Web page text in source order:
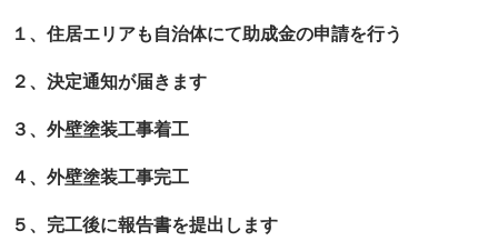
１、住居エリアも自治体にて助成金の申請を行う
２、決定通知が届きます
３、外壁塗装工事着工
４、外壁塗装工事完工
５、完工後に報告書を提出します